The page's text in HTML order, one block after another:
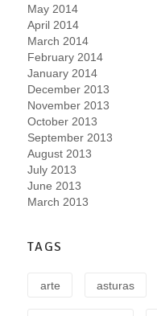
May 2014
April 2014
March 2014
February 2014
January 2014
December 2013
November 2013
October 2013
September 2013
August 2013
July 2013
June 2013
March 2013
TAGS
arte asturas